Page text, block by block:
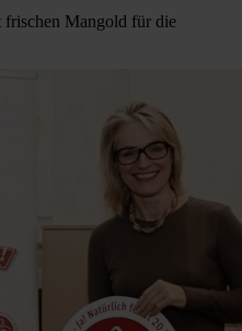
frischen Mangold für die